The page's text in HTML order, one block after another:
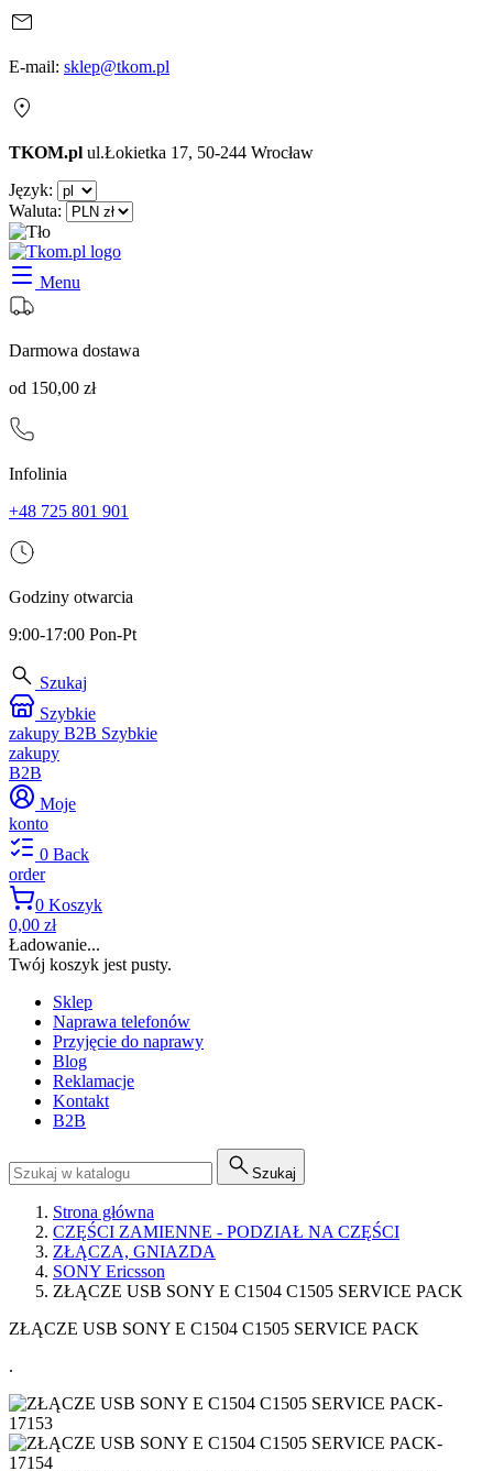
E-mail: sklep@tkom.pl
TKOM.pl ul.Łokietka 17, 50-244 Wrocław
Język:
Waluta:
Menu
Darmowa dostawa
od 150,00 zł
Infolinia
+48 725 801 901
Godziny otwarcia
9:00-17:00 Pon-Pt
Szukaj
Szybkie
zakupy B2B Szybkie
zakupy
B2B
Moje
konto
0 Back
order
0 Koszyk
0,00 zł
Ładowanie...
Twój koszyk jest pusty.
Sklep
Naprawa telefonów
Przyjęcie do naprawy
Blog
Reklamacje
Kontakt
B2B
Szukaj
Strona główna
CZĘŚCI ZAMIENNE - PODZIAŁ NA CZĘŚCI
ZŁĄCZA, GNIAZDA
SONY Ericsson
ZŁĄCZE USB SONY E C1504 C1505 SERVICE PACK
ZŁĄCZE USB SONY E C1504 C1505 SERVICE PACK
.